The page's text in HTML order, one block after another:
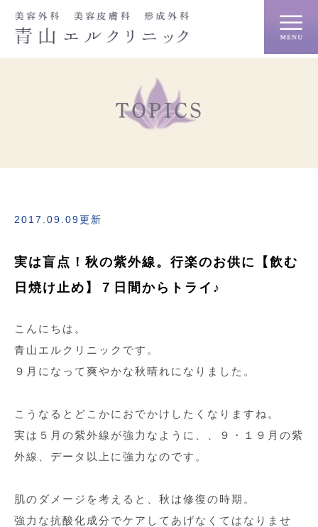
TOPICS
2017.09.09更新
実は盲点！秋の紫外線。行楽のお供に【飲む
日焼け止め】７日間からトライ♪
こんにちは。
青山エルクリニックです。
９月になって爽やかな秋晴れになりました。
こうなるとどこかにおでかけしたくなりますね。
実は５月の紫外線が強力なように、、９・１９月の紫
外線、データ以上に強力なのです。
肌のダメージを考えると、秋は修復の時期。
強力な抗酸化成分でケアしてあげなくてはなりませ